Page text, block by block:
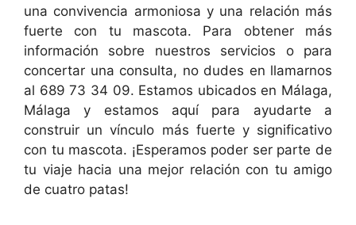
una convivencia armoniosa y una relación más
fuerte con tu mascota. Para obtener más
información sobre nuestros servicios o para
concertar una consulta, no dudes en llamarnos
al 689 73 34 09. Estamos ubicados en Málaga,
Málaga y estamos aquí para ayudarte a
construir un vínculo más fuerte y significativo
con tu mascota. ¡Esperamos poder ser parte de
tu viaje hacia una mejor relación con tu amigo
de cuatro patas!